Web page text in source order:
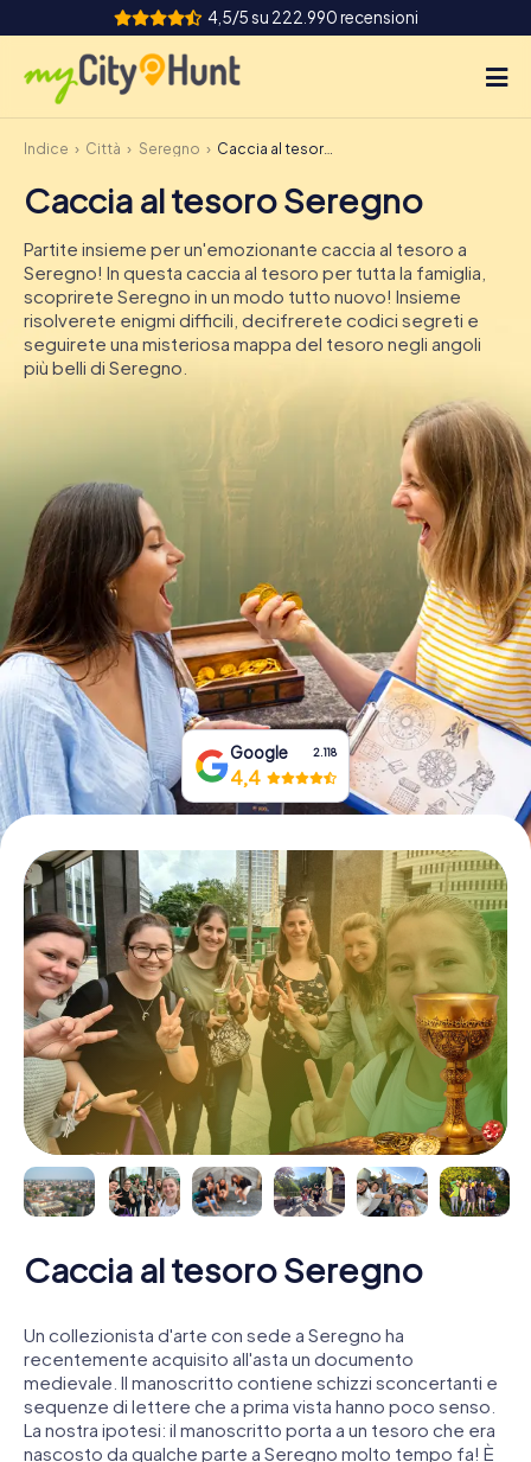
4,5/5 su 222.990 recensioni
Come funziona
Città
Tour
Team Building
Biglietti
DE
IE
IT
Prenota Biglietti
Acquista i Voucher
Indice Città Seregno Caccia al tesoro Seregno
Caccia al tesoro Seregno
Partite insieme per un'emozionante caccia al tesoro a
Seregno! In questa caccia al tesoro per tutta la famiglia,
scoprirete Seregno in un modo tutto nuovo! Insieme
risolverete enigmi difficili, decifrerete codici segreti e
seguirete una misteriosa mappa del tesoro negli angoli
più belli di Seregno.
Google 2.118
4,4
Caccia al tesoro Seregno
Un collezionista d'arte con sede a Seregno ha
recentemente acquisito all'asta un documento
medievale. Il manoscritto contiene schizzi sconcertanti e
sequenze di lettere che a prima vista hanno poco senso.
La nostra ipotesi: il manoscritto porta a un tesoro che era
nascosto da qualche parte a Seregno molto tempo fa! È